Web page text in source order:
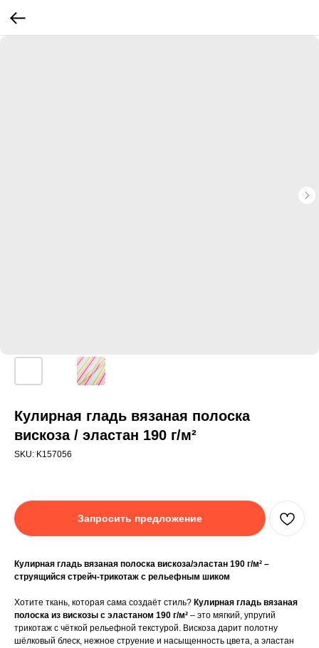
Кулирная гладь вязаная полоска
вискоза / эластан 190 г/м²
SKU: K157056
Запросить предложение
Кулирная гладь вязаная полоска вискоза/эластан 190 г/м² –
струящийся стрейч-трикотаж с рельефным шиком
Хотите ткань, которая сама создаёт стиль? Кулирная гладь вязаная
полоска из вискозы с эластаном 190 г/м² – это мягкий, упругий
трикотаж с чёткой рельефной текстурой. Вискоза дарит полотну
шёлковый блеск, нежное струение и насыщенность цвета, а эластан